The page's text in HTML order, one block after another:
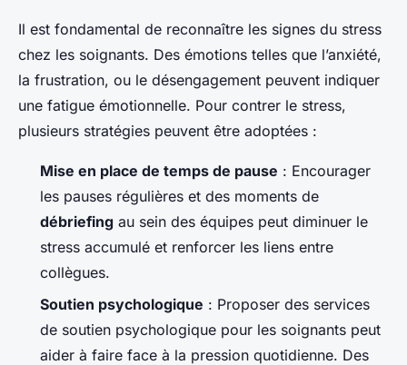
Il est fondamental de reconnaître les signes du stress
chez les soignants. Des émotions telles que l’anxiété,
la frustration, ou le désengagement peuvent indiquer
une fatigue émotionnelle. Pour contrer le stress,
plusieurs stratégies peuvent être adoptées :
Mise en place de temps de pause : Encourager
les pauses régulières et des moments de
débriefing au sein des équipes peut diminuer le
stress accumulé et renforcer les liens entre
collègues.
Soutien psychologique : Proposer des services
de soutien psychologique pour les soignants peut
aider à faire face à la pression quotidienne. Des